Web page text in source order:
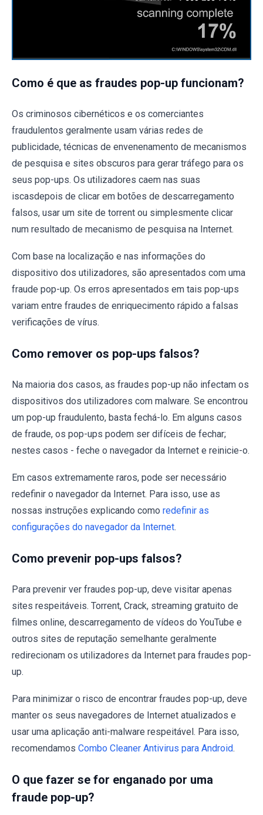
Como é que as fraudes pop-up funcionam?
Os criminosos cibernéticos e os comerciantes
fraudulentos geralmente usam várias redes de
publicidade, técnicas de envenenamento de mecanismos
de pesquisa e sites obscuros para gerar tráfego para os
seus pop-ups. Os utilizadores caem nas suas
iscasdepois de clicar em botões de descarregamento
falsos, usar um site de torrent ou simplesmente clicar
num resultado de mecanismo de pesquisa na Internet.
Com base na localização e nas informações do
dispositivo dos utilizadores, são apresentados com uma
fraude pop-up. Os erros apresentados em tais pop-ups
variam entre fraudes de enriquecimento rápido a falsas
verificações de vírus.
Como remover os pop-ups falsos?
Na maioria dos casos, as fraudes pop-up não infectam os
dispositivos dos utilizadores com malware. Se encontrou
um pop-up fraudulento, basta fechá-lo. Em alguns casos
de fraude, os pop-ups podem ser difíceis de fechar;
nestes casos - feche o navegador da Internet e reinicie-o.
Em casos extremamente raros, pode ser necessário
redefinir o navegador da Internet. Para isso, use as
nossas instruções explicando como redefinir as
configurações do navegador da Internet.
Como prevenir pop-ups falsos?
Para prevenir ver fraudes pop-up, deve visitar apenas
sites respeitáveis. Torrent, Crack, streaming gratuito de
filmes online, descarregamento de vídeos do YouTube e
outros sites de reputação semelhante geralmente
redirecionam os utilizadores da Internet para fraudes pop-
up.
Para minimizar o risco de encontrar fraudes pop-up, deve
manter os seus navegadores de Internet atualizados e
usar uma aplicação anti-malware respeitável. Para isso,
recomendamos Combo Cleaner Antivirus para Android.
O que fazer se for enganado por uma
fraude pop-up?